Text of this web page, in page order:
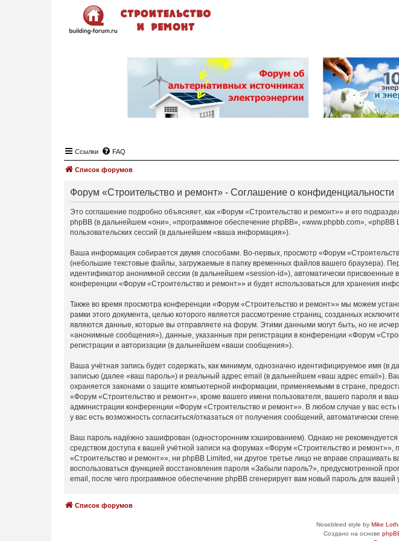
Ссылки FAQ
Список форумов
Форум «Строительство и ремонт» - Соглашение о конфиденциальности
Это соглашение подробно объясняет, как «Форум «Строительство и ремонт»» и его
phpBB (в дальнейшем «они», «программное обеспечение phpBB», «www.phpbb.com»,
пользовательских сессий (в дальнейшем «ваша информация»).
Ваша информация собирается двумя способами. Во-первых, просмотр «Форум
(небольшие текстовые файлы, загружаемые в папку временных файлов вашего браузера).
идентификатор анонимной сессии (в дальнейшем «session-id»), автоматически
конференции «Форум «Строительство и ремонт»» и будет использоваться для хранения
Также во время просмотра конференции «Форум «Строительство и ремонт»» мы можем
рамки этого документа, целью которого является рассмотрение страниц, созданных
являются данные, которые вы отправляете на форум. Этими данными могут быть, но не
«анонимные сообщения»), данные, указанные при регистрации в конференции «Форум
регистрации и авторизации (в дальнейшем «ваши сообщения»).
Ваша учётная запись будет содержать, как минимум, однозначно идентифицируемое имя
записью (далее «ваш пароль») и реальный адрес email (в дальнейшем «ваш адрес email»).
охраняется законами о защите компьютерной информации, применяемыми в стране,
«Форум «Строительство и ремонт»», кроме вашего имени пользователя, вашего пароля и
администрации конференции «Форум «Строительство и ремонт»». В любом случае у вас
у вас есть возможность согласиться/отказаться от получения сообщений, автоматически
Ваш пароль надёжно зашифрован (односторонним хэшированием). Однако не рекомендуется
средством доступа к вашей учётной записи на форумах «Форум «Строительство и ремонт»»,
«Строительство и ремонт»», ни phpBB Limited, ни другое третье лицо не вправе
воспользоваться функцией восстановления пароля «Забыли пароль?», предусмотренной
email, после чего программное обеспечение phpBB сгенерирует вам новый пароль для вашей
Список форумов
Nosebleed style by Mike
Создано на основе